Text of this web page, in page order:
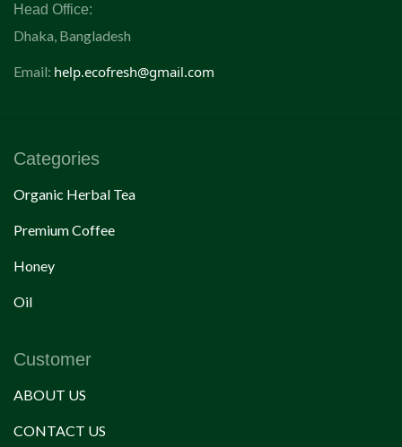
Head Office:
Dhaka, Bangladesh
Email: help.ecofresh@gmail.com
Categories
Organic Herbal Tea
Premium Coffee
Honey
Oil
Customer
ABOUT US
CONTACT US